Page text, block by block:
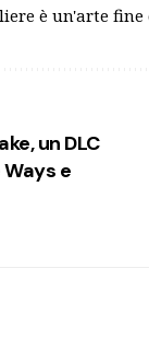
è un'arte
un DLC
e